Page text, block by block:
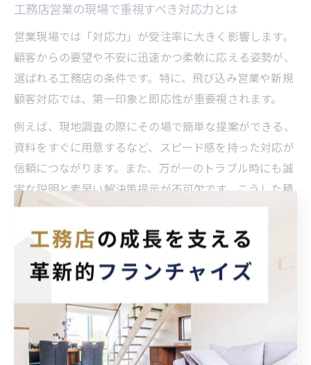
工務店営業の現場で重視すべき対応力とは
営業現場では「対応力」が受注率に大きく影響します。
顧客からの要望や不安に迅速かつ柔軟に応える姿勢が、
選ばれる工務店の条件です。特に、飛び込み営業や新規
顧客対応では、第一印象と即応性が重要視されます。
例えば、現地調査の際にその場で簡単な提案ができる、
資料をすぐに用意するなど、スピード感を持った対応が
信頼につながります。また、万が一のトラブル時にも誠
実な説明と素早い解決策提示が不可欠です。こうした積
み重ねが、他社との差別化を生み、工務店経営の強みと
なります。
顧客の悩みに寄り添う工務店経営の姿勢
るかが成功の鍵となります。家づくりは人生の大きな決
断であり、顧客は多くの疑問や不安を抱えています。そ
の声に真摯に耳を傾け、個々の事情に合わせた提案を行